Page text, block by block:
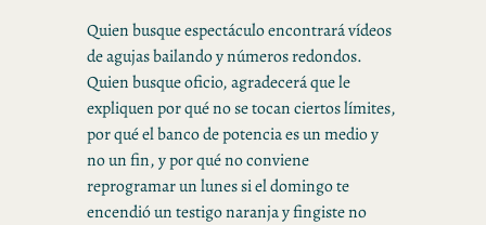
Quien busque espectáculo encontrará vídeos
de agujas bailando y números redondos.
Quien busque oficio, agradecerá que le
expliquen por qué no se tocan ciertos límites,
por qué el banco de potencia es un medio y
no un fin, y por qué no conviene
reprogramar un lunes si el domingo te
encendió un testigo naranja y fingiste no